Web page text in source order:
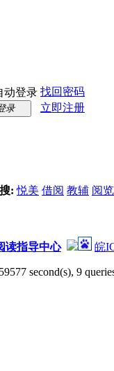
动登录 找回密码
录
立即注册
:悦美 借阅 教辅 阅览
读指导中心 皖
second(s), 9